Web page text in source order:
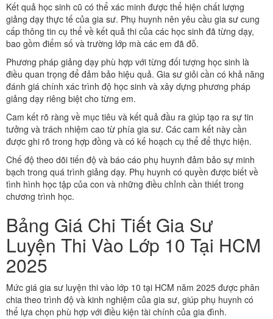
Kết quả học sinh cũ có thể xác minh được thể hiện chất lượng
giảng dạy thực tế của gia sư. Phụ huynh nên yêu cầu gia sư cung
cấp thông tin cụ thể về kết quả thi của các học sinh đã từng dạy,
bao gồm điểm số và trường lớp mà các em đã đỗ.
Phương pháp giảng dạy phù hợp với từng đối tượng học sinh là
điều quan trọng để đảm bảo hiệu quả. Gia sư giỏi cần có khả năng
đánh giá chính xác trình độ học sinh và xây dựng phương pháp
giảng dạy riêng biệt cho từng em.
Cam kết rõ ràng về mục tiêu và kết quả đầu ra giúp tạo ra sự tin
tưởng và trách nhiệm cao từ phía gia sư. Các cam kết này cần
được ghi rõ trong hợp đồng và có kế hoạch cụ thể để thực hiện.
Chế độ theo dõi tiến độ và báo cáo phụ huynh đảm bảo sự minh
bạch trong quá trình giảng dạy. Phụ huynh có quyền được biết về
tình hình học tập của con và những điều chỉnh cần thiết trong
chương trình học.
Bảng Giá Chi Tiết Gia Sư
Luyện Thi Vào Lớp 10 Tại HCM
2025
Mức giá gia sư luyện thi vào lớp 10 tại HCM năm 2025 được phân
chia theo trình độ và kinh nghiệm của gia sư, giúp phụ huynh có
thể lựa chọn phù hợp với điều kiện tài chính của gia đình.